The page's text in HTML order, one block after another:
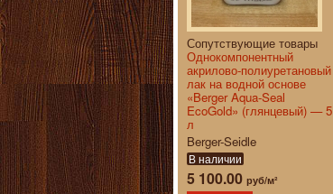
Сопутствующие товары
Однокомпонентный
акрилово-полиуретановый
лак на водной основе
«Berger Aqua-Seal
EcoGold» (глянцевый) — 5
л
Berger-Seidle
В наличии
5 100.00 руб/м²